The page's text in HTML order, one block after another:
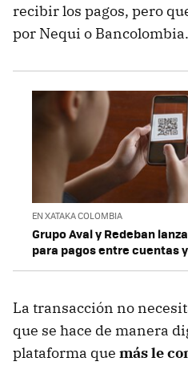
recibir los pagos, pero
por Nequi o Bancolombia.
EN XATAKA COLOMBIA
Grupo Aval y Redeban
para pagos entre cuentas
La transacción no
que se hace de manera
plataforma que más le